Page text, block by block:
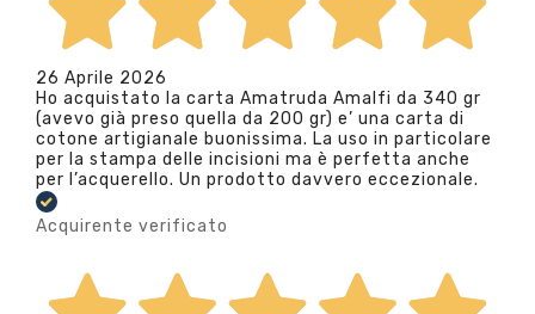
26 Aprile 2026
Ho acquistato la carta Amatruda Amalfi da 340 gr
(avevo già preso quella da 200 gr) e’ una carta di
cotone artigianale buonissima. La uso in particolare
per la stampa delle incisioni ma è perfetta anche
per l’acquerello. Un prodotto davvero eccezionale.
Acquirente verificato